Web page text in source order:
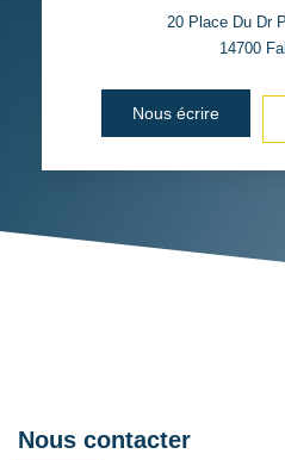
20 Place Du Dr
14700
Nous écrire
Nous contacter